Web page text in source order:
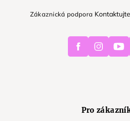
Zákaznická podpora
FacebookInstagram
Pro